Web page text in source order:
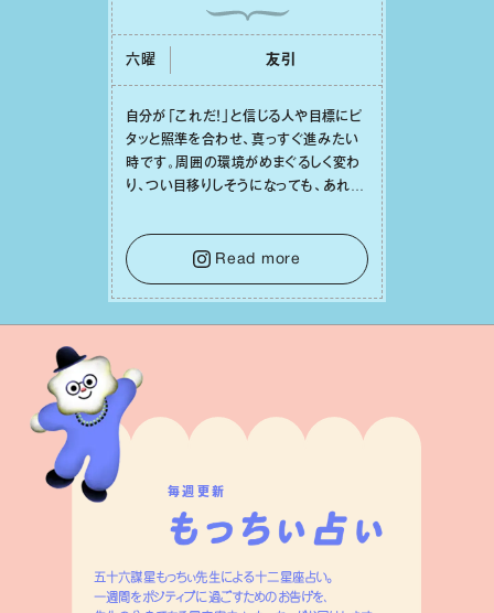
六曜 友引
⾃分が「これだ！」と信じる⼈や⽬標にピ
タッと照準を合わせ、真っすぐ進みたい
時です。周囲の環境がめまぐるしく変わ
り、つい⽬移りしそうになっても、あれこ
をそっと⼿放し、⽬の前のことに集中しま
しょう。そのブレない決意が、あなたにと
って有意義で安定した成果を引き寄せま
す。
Read more
毎週更新
五十六謀星もっちぃ先生による十二星座占い。
一週間をポジティブに過ごすためのお告げを、